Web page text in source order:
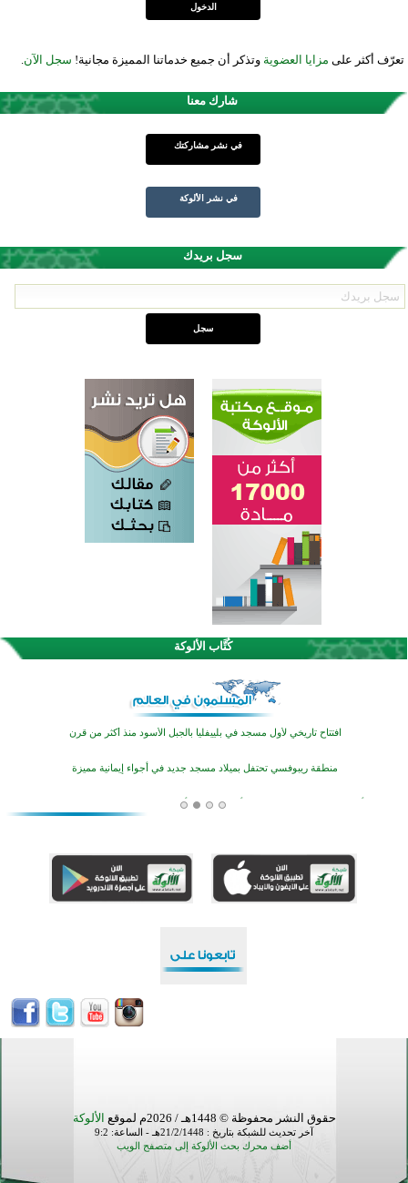
تعرّف أكثر على مزايا العضوية وتذكر أن جميع خدماتنا المميزة مجانية! سجل الآن
شارك معنا
في نشر مشاركتك
في نشر الألوكة
سجل بريدك
كُتَّاب الألوكة
اختتام الدورة التاسعة لمسابقة حفظ وتلاوة القرآن الكريم في أزناكاييف
تيسليتش تختتم برنامجا تعليميا لتعزيز القيم وبناء الشخصية للشباب المسلمين
اختتام منافسات قرآنية متميزة في بنغلاديش بمشاركة 3000 متسابق
افتتاح تاريخي لأول مسجد في بلييفليا بالجبل الأسود منذ أكثر من قرن
منطقة ريبوفسي تحتفل بميلاد مسجد جديد في أجواء إيمانية مميزة
أكبر مشروع إسلامي في ريف أستراليا يفتتح أبوابه بعد سنوات من العمل والعطاء
اختتام الدورة التاسعة لمسابقة حفظ وتلاوة القرآن الكريم في أزناكاييف
حقوق النشر محفوظة © 1448هـ / 2026م لموقع الألوكة
آخر تحديث للشبكة بتاريخ : 21/2/1448هـ - الساعة: 9:2
أضف محرك بحث الألوكة إلى متصفح الويب